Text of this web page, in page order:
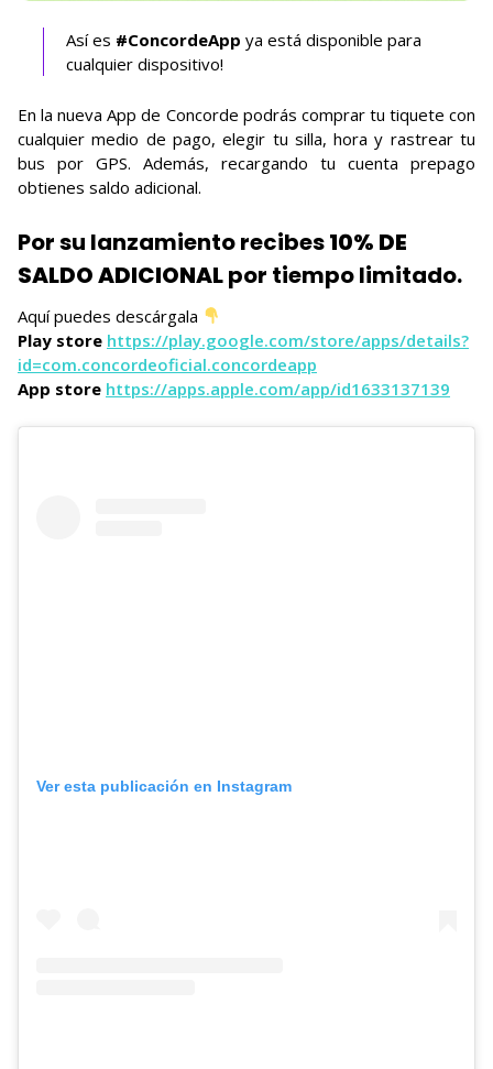
Así es #ConcordeApp ya está disponible para
cualquier dispositivo!
En la nueva App de Concorde podrás comprar tu tiquete con
cualquier medio de pago, elegir tu silla, hora y rastrear tu
bus por GPS. Además, recargando tu cuenta prepago
obtienes saldo adicional.
Por su lanzamiento recibes10% DE
SALDO ADICIONALpor tiempo limitado.
Aquí puedes descárgala
Play store https://play.google.com/store/apps/details?
id=com.concordeoficial.concordeapp
App store https://apps.apple.com/app/id1633137139
Ver esta publicación en Instagram